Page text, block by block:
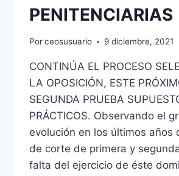
PENITENCIARIAS
Porceosusuario 9 diciembre, 2021
CONTINÚA EL PROCESO
LA OPOSICIÓN, ESTE
SEGUNDA PRUEBA
PRÁCTICOS. Observando el
evolución en los últimos años
de corte de primera y
falta del ejercicio de éste